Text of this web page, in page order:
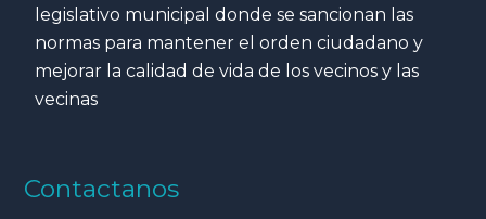
legislativo municipal donde se sancionan las
normas para mantener el orden ciudadano y
mejorar la calidad de vida de los vecinos y las
vecinas
Contactanos